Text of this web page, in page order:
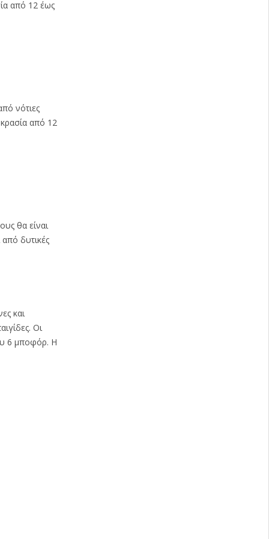
από 12 έως
νότιες
από 12
θα είναι
δυτικές
και
Οι
6 μποφόρ. Η